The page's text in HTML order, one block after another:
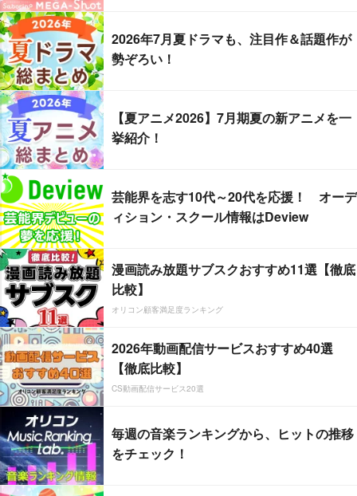
2026年7月夏ドラマも、注目作＆話題作が
勢ぞろい！
【夏アニメ2026】7月期夏の新アニメを一
挙紹介！
芸能界を志す10代～20代を応援！ オーデ
ィション・スクール情報はDeview
漫画読み放題サブスクおすすめ11選【徹底
比較】
オリコン顧客満足度ランキング
2026年動画配信サービスおすすめ40選
【徹底比較】
CS動画配信サービス20選
毎週の音楽ランキングから、ヒットの推移
をチェック！